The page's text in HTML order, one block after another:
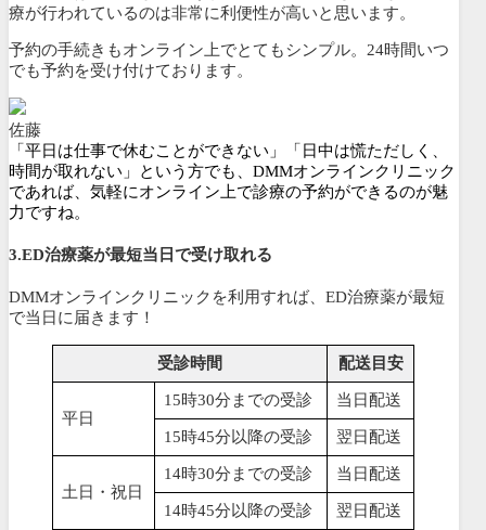
療が行われているのは非常に利便性が高いと思います。
予約の手続きもオンライン上でとてもシンプル。 24時間いつ
でも予約を受け付けております。
佐藤
「平日は仕事で休むことができない」「日中は慌ただしく、
時間が取れない」という方でも、DMMオンラインクリニック
であれば、気軽にオンライン上で診療の予約ができるのが魅
力ですね。
3.ED治療薬が最短当日で受け取れる
DMMオンラインクリニックを利用すれば、ED治療薬が最短
で当日に届きます！
受診時間 配送目安
平日
15時30分までの受診 当日配送
15時45分以降の受診 翌日配送
土日・祝日
14時30分までの受診 当日配送
14時45分以降の受診 翌日配送